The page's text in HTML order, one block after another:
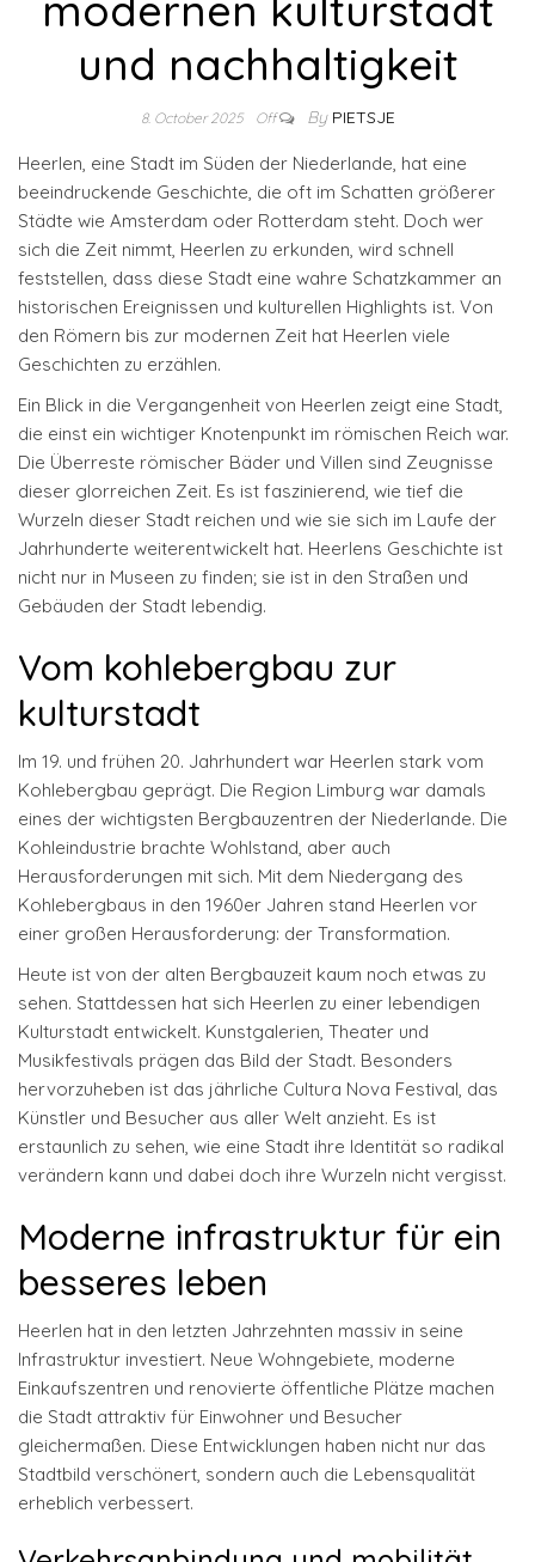
und nachhaltigkeit
8. October 2025 Off By PIETSJE
Heerlen, eine Stadt im Süden der Niederlande, hat eine
beeindruckende Geschichte, die oft im Schatten größerer
Städte wie Amsterdam oder Rotterdam steht. Doch wer
sich die Zeit nimmt, Heerlen zu erkunden, wird schnell
feststellen, dass diese Stadt eine wahre Schatzkammer an
historischen Ereignissen und kulturellen Highlights ist. Von
den Römern bis zur modernen Zeit hat Heerlen viele
Geschichten zu erzählen.
Ein Blick in die Vergangenheit von Heerlen zeigt eine Stadt,
die einst ein wichtiger Knotenpunkt im römischen Reich war.
Die Überreste römischer Bäder und Villen sind Zeugnisse
dieser glorreichen Zeit. Es ist faszinierend, wie tief die
Wurzeln dieser Stadt reichen und wie sie sich im Laufe der
Jahrhunderte weiterentwickelt hat. Heerlens Geschichte ist
nicht nur in Museen zu finden; sie ist in den Straßen und
Gebäuden der Stadt lebendig.
Vom kohlebergbau zur
kulturstadt
Im 19. und frühen 20. Jahrhundert war Heerlen stark vom
Kohlebergbau geprägt. Die Region Limburg war damals
eines der wichtigsten Bergbauzentren der Niederlande. Die
Kohleindustrie brachte Wohlstand, aber auch
Herausforderungen mit sich. Mit dem Niedergang des
Kohlebergbaus in den 1960er Jahren stand Heerlen vor
einer großen Herausforderung: der Transformation.
Heute ist von der alten Bergbauzeit kaum noch etwas zu
sehen. Stattdessen hat sich Heerlen zu einer lebendigen
Kulturstadt entwickelt. Kunstgalerien, Theater und
Musikfestivals prägen das Bild der Stadt. Besonders
hervorzuheben ist das jährliche Cultura Nova Festival, das
Künstler und Besucher aus aller Welt anzieht. Es ist
erstaunlich zu sehen, wie eine Stadt ihre Identität so radikal
verändern kann und dabei doch ihre Wurzeln nicht vergisst.
Moderne infrastruktur für ein
besseres leben
Heerlen hat in den letzten Jahrzehnten massiv in seine
Infrastruktur investiert. Neue Wohngebiete, moderne
Einkaufszentren und renovierte öffentliche Plätze machen
die Stadt attraktiv für Einwohner und Besucher
gleichermaßen. Diese Entwicklungen haben nicht nur das
Stadtbild verschönert, sondern auch die Lebensqualität
erheblich verbessert.